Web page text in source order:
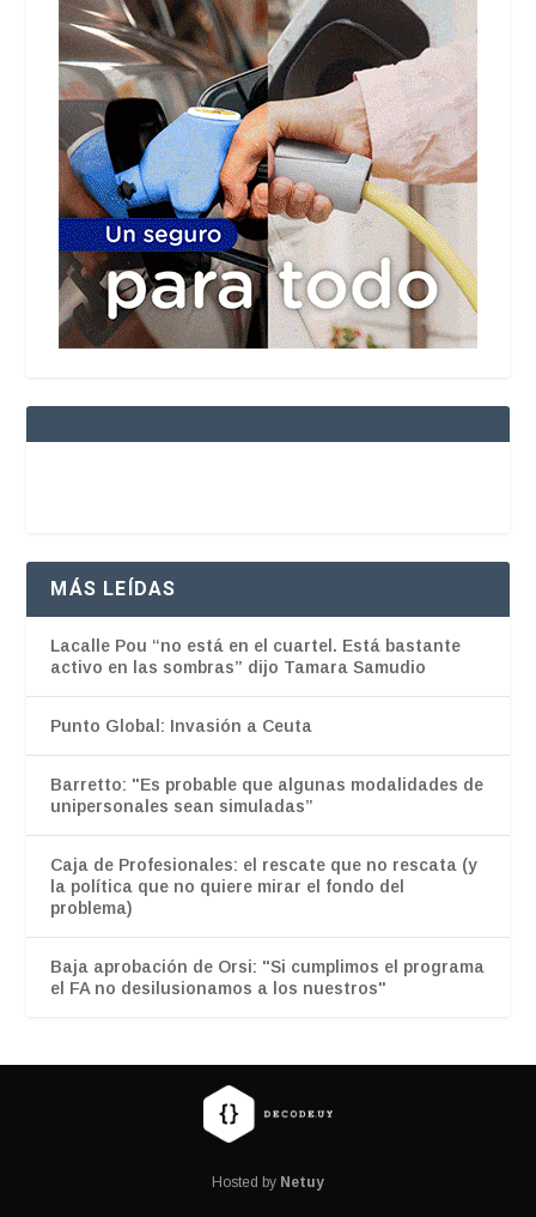
MÁS LEÍDAS
Lacalle Pou “no está en el cuartel. Está bastante
activo en las sombras” dijo Tamara Samudio
Punto Global: Invasión a Ceuta
Barretto: "Es probable que algunas modalidades de
unipersonales sean simuladas”
Caja de Profesionales: el rescate que no rescata (y
la política que no quiere mirar el fondo del
problema)
Baja aprobación de Orsi: "Si cumplimos el programa
el FA no desilusionamos a los nuestros"
Hosted by Netuy